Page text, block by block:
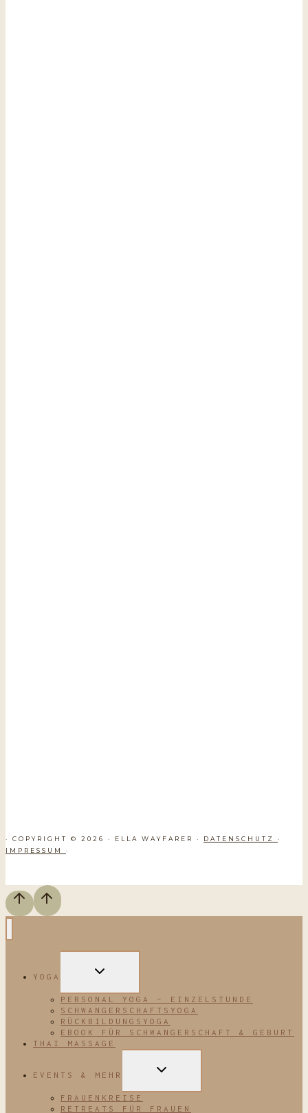
· COPYRIGHT © 2026 · ELLA WAYFARER · DATENSCHUTZ ·
IMPRESSUM ·
YOGA
UNTERMENÜ
PERSONAL YOGA – EINZELSTUNDE
SCHWANGERSCHAFTSYOGA
RÜCKBILDUNGSYOGA
EBOOK FÜR SCHWANGERSCHAFT & GEBURT
THAI MASSAGE
EVENTS & MEHR
UNTERMENÜ
FRAUENKREISE
RETREATS FÜR FRAUEN